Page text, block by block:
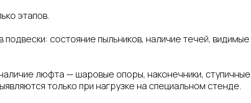
этапов.
состояние пыльников, наличие течей,
люфта — шаровые опоры, наконечники,
только при нагрузке на специальном стенде.